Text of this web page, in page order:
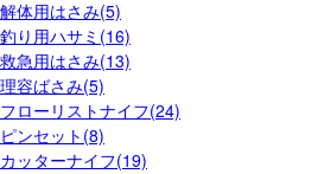
解体用はさみ(5)
釣り用ハサミ(16)
救急用はさみ(13)
理容ばさみ(5)
フローリストナイフ(24)
ピンセット(8)
カッターナイフ(19)